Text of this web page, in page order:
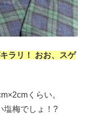
ラリ！ おお、スゲ
くらい。
塩梅でしょ！?